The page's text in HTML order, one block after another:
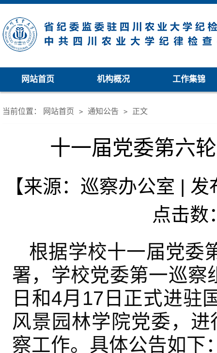
网站首页 机构概况 工作集锦
当前位置： 网站首页 > 通知公告 > 正文
十一届党委第六
【来源：巡察办公室 |
点击数
根据学校十一届党委
署，学校党委第一巡察
日和4月 17 日正式进驻
风景园林学院党委，进
察工作。具体公告如下